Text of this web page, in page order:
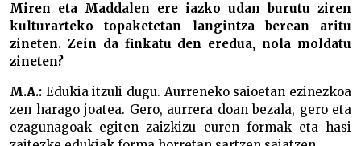
Miren eta Maddalen ere iazko udan burutu ziren
kulturarteko topaketetan langintza berean aritu
zineten. Zein da finkatu den eredua, nola moldatu
zineten?
M.A.: Edukia itzuli dugu. Aurreneko saioetan ezinezkoa
zen harago joatea. Gero, aurrera doan bezala, gero eta
ezagunagoak egiten zaizkizu euren formak eta hasi